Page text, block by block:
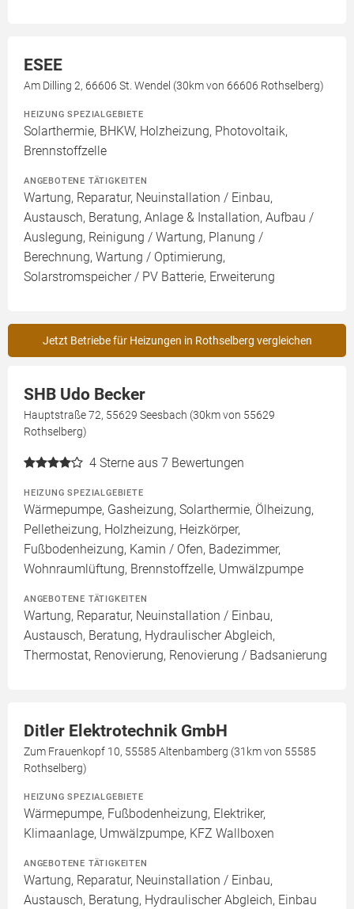
ESEE
Am Dilling 2, 66606 St. Wendel (30km von 66606 Rothselberg)
HEIZUNG SPEZIALGEBIETE
Solarthermie, BHKW, Holzheizung, Photovoltaik,
Brennstoffzelle
ANGEBOTENE TÄTIGKEITEN
Wartung, Reparatur, Neuinstallation / Einbau,
Austausch, Beratung, Anlage & Installation, Aufbau /
Auslegung, Reinigung / Wartung, Planung /
Berechnung, Wartung / Optimierung,
Solarstromspeicher / PV Batterie, Erweiterung
Jetzt Betriebe für Heizungen in Rothselberg vergleichen
SHB Udo Becker
Hauptstraße 72, 55629 Seesbach (30km von 55629
Rothselberg)
4 Sterne aus 7 Bewertungen
HEIZUNG SPEZIALGEBIETE
Wärmepumpe, Gasheizung, Solarthermie, Ölheizung,
Pelletheizung, Holzheizung, Heizkörper,
Fußbodenheizung, Kamin / Ofen, Badezimmer,
Wohnraumlüftung, Brennstoffzelle, Umwälzpumpe
ANGEBOTENE TÄTIGKEITEN
Wartung, Reparatur, Neuinstallation / Einbau,
Austausch, Beratung, Hydraulischer Abgleich,
Thermostat, Renovierung, Renovierung / Badsanierung
Ditler Elektrotechnik GmbH
Zum Frauenkopf 10, 55585 Altenbamberg (31km von 55585
Rothselberg)
HEIZUNG SPEZIALGEBIETE
Wärmepumpe, Fußbodenheizung, Elektriker,
Klimaanlage, Umwälzpumpe, KFZ Wallboxen
ANGEBOTENE TÄTIGKEITEN
Wartung, Reparatur, Neuinstallation / Einbau,
Austausch, Beratung, Hydraulischer Abgleich, Einbau